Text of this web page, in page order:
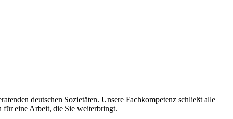
deutschen Sozietäten. Unsere Fachkompetenz schließt alle
für eine Arbeit, die Sie weiterbringt.